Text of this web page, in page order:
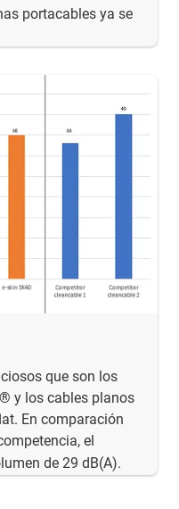
portacables ya se
que son los
y los cables planos
En comparación
el
de 29 dB(A).